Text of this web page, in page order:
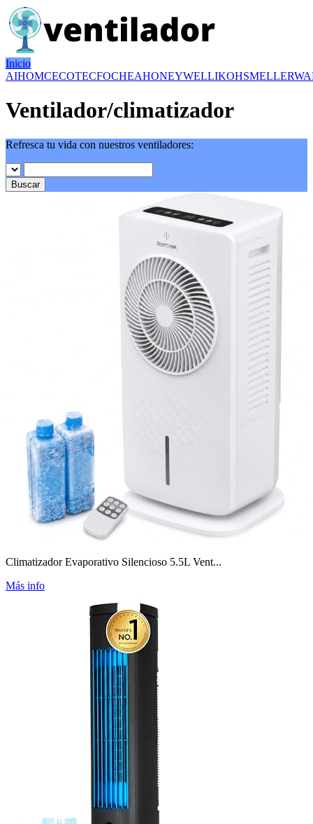
Inicio
AIHOMCECOTECFOCHEAHONEYWELLIKOHS
Ventilador/climatizador
Refresca tu vida con nuestros ventiladores:
Buscar
Climatizador Evaporativo Silencioso 5.5L Vent...
Más info